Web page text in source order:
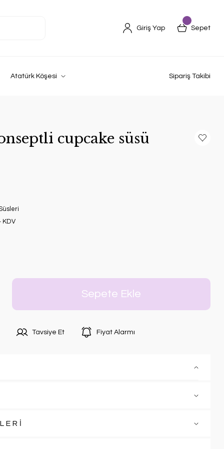
Giriş Yap Sepet
Atatürk Köşesi Sipariş Takibi
cupcake süsü
KDV
Sepete Ekle
Tavsiye Et Fiyat Alarmı